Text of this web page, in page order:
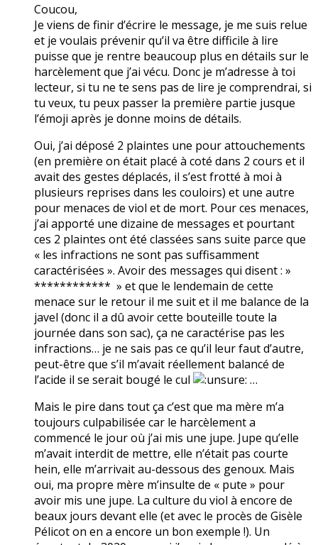
Coucou,
Je viens de finir d’écrire le message, je me suis relue
et je voulais prévenir qu’il va être difficile à lire
puisse que je rentre beaucoup plus en détails sur le
harcèlement que j’ai vécu. Donc je m’adresse à toi
lecteur, si tu ne te sens pas de lire je comprendrai, si
tu veux, tu peux passer la première partie jusque
l’émoji après je donne moins de détails.
Oui, j’ai déposé 2 plaintes une pour attouchements
(en première on était placé à coté dans 2 cours et il
avait des gestes déplacés, il s’est frotté à moi à
plusieurs reprises dans les couloirs) et une autre
pour menaces de viol et de mort. Pour ces menaces,
j’ai apporté une dizaine de messages et pourtant
ces 2 plaintes ont été classées sans suite parce que
« les infractions ne sont pas suffisamment
caractérisées ». Avoir des messages qui disent : »
************ » et que le lendemain de cette
menace sur le retour il me suit et il me balance de la
javel (donc il a dû avoir cette bouteille toute la
journée dans son sac), ça ne caractérise pas les
infractions… je ne sais pas ce qu’il leur faut d’autre,
peut-être que s’il m’avait réellement balancé de
l’acide il se serait bougé le cul
…
Mais le pire dans tout ça c’est que ma mère m’a
toujours culpabilisée car le harcèlement a
commencé le jour où j’ai mis une jupe. Jupe qu’elle
m’avait interdit de mettre, elle n’était pas courte
hein, elle m’arrivait au-dessous des genoux. Mais
oui, ma propre mère m’insulte de « pute » pour
avoir mis une jupe. La culture du viol à encore de
beaux jours devant elle (et avec le procès de Gisèle
Pélicot on en a encore un bon exemple !). Un